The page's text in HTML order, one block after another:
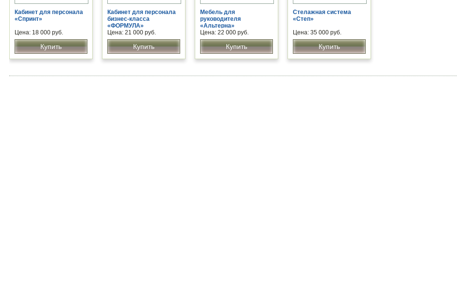
Кабинет для персонала
«Спринт»
Цена: 18 000 руб.
Купить
Кабинет для персонала
бизнес-класса
«ФОРМУЛА»
Цена: 21 000 руб.
Купить
Мебель для
руководителя
«Альтерна»
Цена: 22 000 руб.
Купить
Стелажная система
«Степ»
Цена: 35 000 руб.
Купить